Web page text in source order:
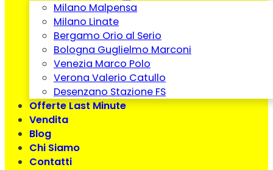
Milano Malpensa
Milano Linate
Bergamo Orio al Serio
Bologna Guglielmo Marconi
Venezia Marco Polo
Verona Valerio Catullo
Desenzano Stazione FS
Offerte Last Minute
Vendita
Blog
Chi Siamo
Contatti